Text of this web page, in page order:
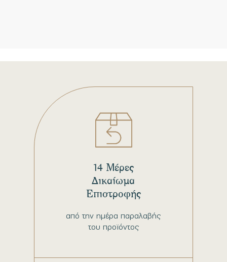
από την ημέρα παραλαβής
του προϊόντος
14 Μέρες
Δικαίωμα
Επιστροφής